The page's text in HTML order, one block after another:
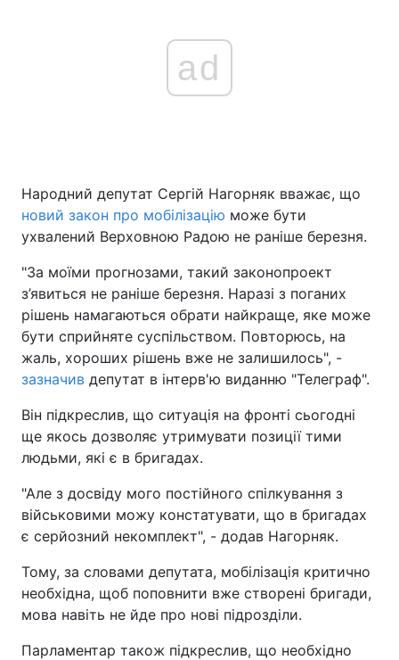
ad
Народний депутат Сергій Нагорняк вважає, що
новий закон про мобілізацію може бути
ухвалений Верховною Радою не раніше березня.
"За моїми прогнозами, такий законопроект
з’явиться не раніше березня. Наразі з поганих
рішень намагаються обрати найкраще, яке може
бути сприйняте суспільством. Повторюсь, на
жаль, хороших рішень вже не залишилось", -
зазначив депутат в інтерв'ю виданню "Телеграф".
Він підкреслив, що ситуація на фронті сьогодні
ще якось дозволяє утримувати позиції тими
людьми, які є в бригадах.
"Але з досвіду мого постійного спілкування з
військовими можу констатувати, що в бригадах
є серйозний некомплект", - додав Нагорняк.
Тому, за словами депутата, мобілізація критично
необхідна, щоб поповнити вже створені бригади,
мова навіть не йде про нові підрозділи.
Парламентар також підкреслив, що необхідно